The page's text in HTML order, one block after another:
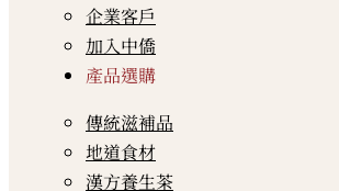
企業客戶
加入中僑
產品選購
傳統滋補品
地道食材
漢方養生茶